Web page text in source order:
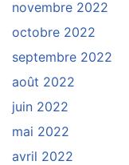
novembre 2022
octobre 2022
septembre 2022
août 2022
juin 2022
mai 2022
avril 2022